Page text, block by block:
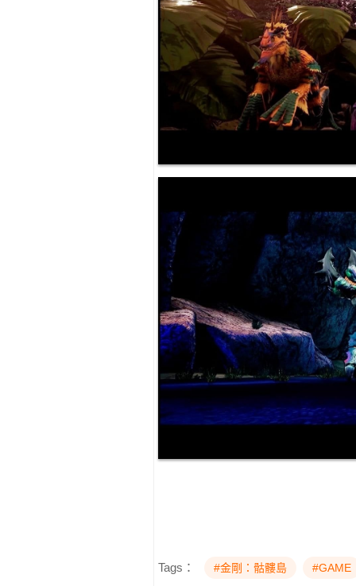
Tags： #金剛：骷髏島 #GAME